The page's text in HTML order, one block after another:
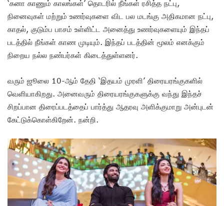
‘கனா காணும் காலங்கள்’ தொடரில் நீங்கள் ரசித்த நட்பு,
நினைவுகள் மற்றும் உணர்வுகளை விட பல மடங்கு அதிகமான நட்பு,
காதல், குடும்ப பாசம் உள்ளிட்ட அனைத்து உணர்வுகளையும் இந்தப்
படத்தில் நீங்கள் காண முடியும். இந்தப் படத்தின் மூலம் எனக்கும்
நிறைய நல்ல நண்பர்கள் கிடைத்துள்ளனர்.
வரும் ஜூலை 10-ஆம் தேதி ‘இதயம் முரளி’ திரையரங்குகளில்
வெளியாகிறது. அனைவரும் திரையரங்குகளுக்கு வந்து இந்தச்
சிறப்பான திரைப்படத்தைப் பார்த்து ஆதரவு அளிக்குமாறு அன்புடன்
கேட்டுக்கொள்கிறேன். நன்றி.